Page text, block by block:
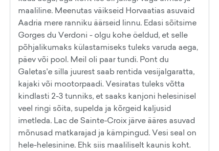
maaliline. Meenutas väikseid Horvaatias asuvaid
Aadria mere ranniku äärseid linnu. Edasi sõitsime
Gorges du Verdoni - olgu kohe öeldud, et selle
põhjalikumaks külastamiseks tuleks varuda aega,
päev või pool. Meil oli paar tundi. Pont du
Galetas'e silla juurest saab rentida vesijalgaratta,
kajaki või mootorpaadi. Vesiratas tuleks võtta
kindlasti 2-3 tunniks, et saaks kanjoni helesinisel
veel ringi sõita, supelda ja kõrgeid kaljusid
imetleda. Lac de Sainte-Croix järve ääres asuvad
mõnusad matkarajad ja kämpingud. Vesi seal on
hele-helesinine. Ehk siis maaliliselt kaunis koht.